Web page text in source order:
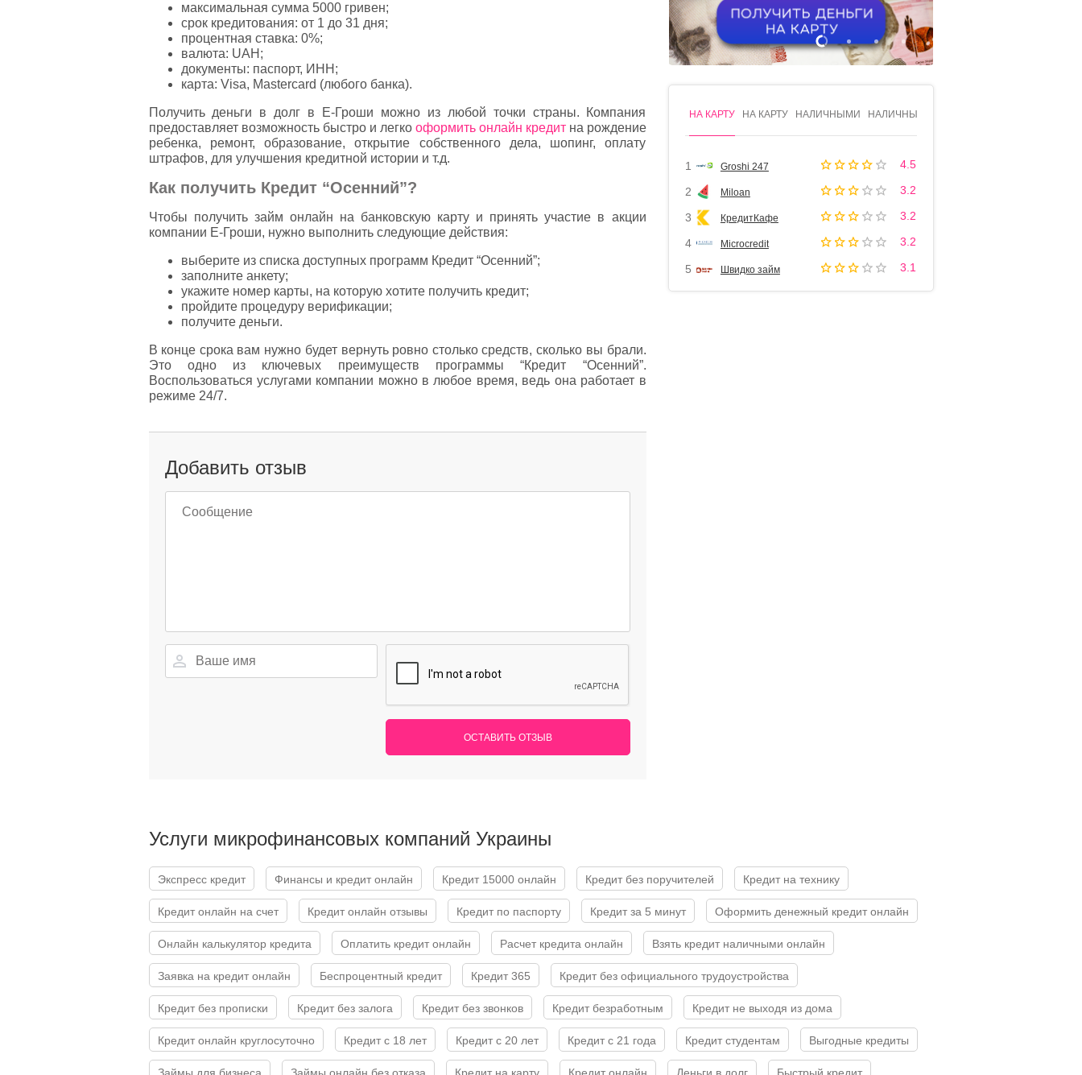
максимальная сумма 5000 гривен;
срок кредитования: от 1 до 31 дня;
процентная ставка: 0%;
валюта: UAH;
документы: паспорт, ИНН;
карта: Visa, Mastercard (любого банка).
Получить деньги в долг в Е-Гроши можно из любой точки страны. Компания
предоставляет возможность быстро и легко оформить онлайн кредитна рождение
ребенка, ремонт, образование, открытие собственного дела, шопинг, оплату
штрафов, для улучшения кредитной истории и т.д.
Как получить Кредит “Осенний”?
Чтобы получить займ онлайн на банковскую карту и принять участие в акции
компании Е-Гроши, нужно выполнить следующие действия:
выберите из списка доступных программ Кредит “Осенний”;
заполните анкету;
укажите номер карты, на которую хотите получить кредит;
пройдите процедуру верификации;
получите деньги.
В конце срока вам нужно будет вернуть ровно столько средств, сколько вы брали.
Это одно из ключевых преимуществ программы “Кредит “Осенний”.
Воспользоваться услугами компании можно в любое время, ведь она работает в
режиме 24/7.
Добавить отзыв
ОСТАВИТЬ ОТЗЫВ
1 2 3 4
НА КАРТУ НА КАРТУ НАЛИЧНЫМИ НАЛИЧНЫМИ
1 Groshi 247 4.5
2 Miloan 3.2
3 КредитКафе 3.2
4 Microcredit 3.2
5 Швидко займ 3.1
Услуги микрофинансовых компаний Украины
Экспресс кредит Финансы и кредит онлайн Кредит 15000 онлайн Кредит без поручителей Кредит на технику
Кредит онлайн на счет Кредит онлайн отзывы Кредит по паспорту Кредит за 5 минут Оформить денежный кредит онлайн
Онлайн калькулятор кредита Оплатить кредит онлайн Расчет кредита онлайн Взять кредит наличными онлайн
Заявка на кредит онлайн Беспроцентный кредит Кредит 365 Кредит без официального трудоустройства
Кредит без прописки Кредит без залога Кредит без звонков Кредит безработным Кредит не выходя из дома
Кредит онлайн круглосуточно Кредит с 18 лет Кредит с 20 лет Кредит с 21 года Кредит студентам Выгодные кредиты